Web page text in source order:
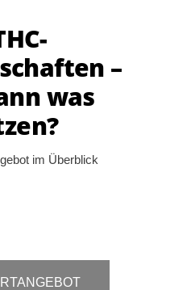
–
was
im Überblick